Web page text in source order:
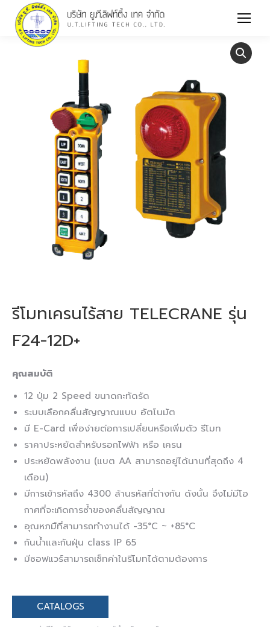
รีโมทเครนไร้สาย TELECRANE รุ่น
F24-12D+
คุณสมบัติ
12 ปุ่ม 2 Speed ขนาดกะทัดรัด
ระบบเลือกคลื่นสัญญาณแบบ อัตโนมัต
มี E-Card เพื่อง่ายต่อการเปลี่ยนหรือเพิ่มตัว รีโมท
ราคาประหยัดสำหรับรอกไฟฟ้า หรือ เครน
ประหยัดพลังงาน (แบต AA สามารถอยู่ได้นานที่สุดถึง 4
เดือน)
มีการเข้ารหัสถึง 4300 ล้านรหัสที่ต่างกัน ดังนั้น จึงไม่มีโอ
กาศที่จะเกิดการซ้ำของคลื่นสัญญาณ
อุณหภมืที่สามารถทำงานได้ -35°C ~ +85°C
กันน้ำและกันฝุ่น class IP 65
มีซอฟแวร์สามารถเซ็ทค่าในรีโมทได้ตามต้องการ
CATALOGS